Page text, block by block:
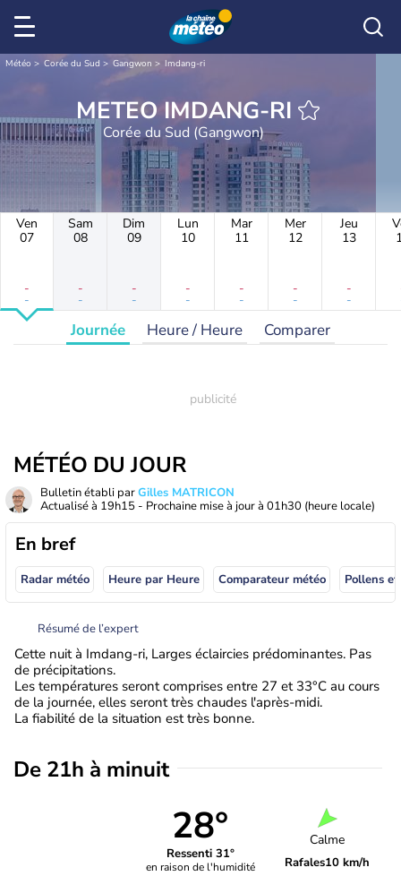
Météo Corée du Sud Gangwon Imdang-ri
METEO IMDANG-RI
Corée du Sud (Gangwon)
Ven
07
-
-
Sam
08
-
-
Dim
09
-
-
Lun
10
-
-
Mar
11
-
-
Mer
12
-
-
Jeu
13
-
-
Journée Heure / Heure Comparer
MÉTÉO DU JOUR
Bulletin établi parGilles MATRICON
Actualisé à 19h15 - Prochaine mise à jour à 01h30 (heure locale)
En bref
Radar météo Heure par Heure Comparateur météo Pollens
Résumé de l’expert
Cette nuit à Imdang-ri, Larges éclaircies prédominantes. Pas
de précipitations.
Les températures seront comprises entre 27 et 33°C au cours
de la journée, elles seront très chaudes l'après-midi.
La fiabilité de la situation est très bonne.
De 21h à minuit
28°
Ressenti 31°
en raison de l'humidité
Calme
Rafales10 km/h